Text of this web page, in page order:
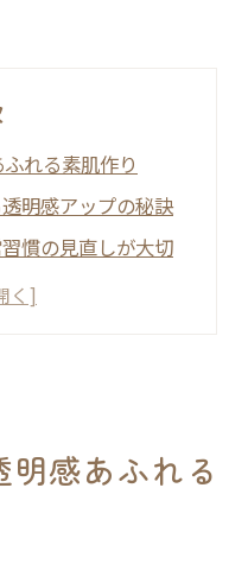
れる素肌作り
明感アップの秘訣
慣の見直しが大切
赤ちゃん肌のコツ
の見直しポイント
肌スキンケア知識
洗顔と保湿ケア
感あふれる